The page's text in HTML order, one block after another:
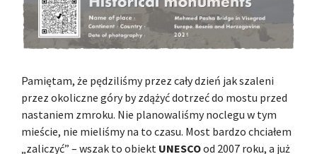
Pamiętam, że pędziliśmy przez cały dzień jak szaleni
przez okoliczne góry by zdążyć dotrzeć do mostu przed
nastaniem zmroku. Nie planowaliśmy noclegu w tym
mieście, nie mieliśmy na to czasu. Most bardzo chciałem
„zaliczyć” – wszak to obiekt UNESCOod 2007 roku, a już